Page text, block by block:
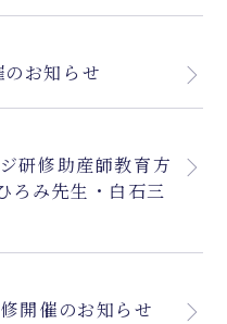
お知らせ
研修助産師教育方
み先生・白石三
開催のお知らせ